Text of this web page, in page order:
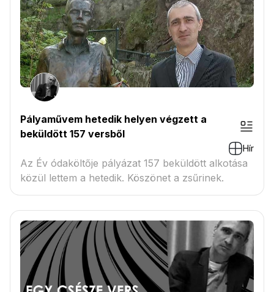
Pályaművem hetedik helyen végzett a
beküldött 157 versből
Hír
Az Év ódaköltője pályázat 157 beküldött alkotása
közül lettem a hetedik. Köszönet a zsűrinek.